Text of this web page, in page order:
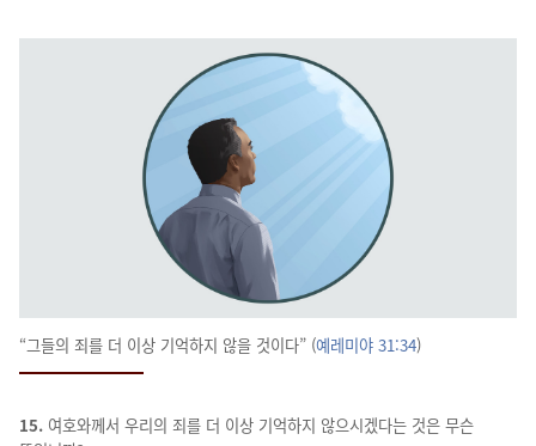
“그들의 죄를 더 이상 기억하지 않을 것이다” (예레미야 31:34)
15. 여호와께서 우리의 죄를 더 이상 기억하지 않으시겠다는 것은 무슨